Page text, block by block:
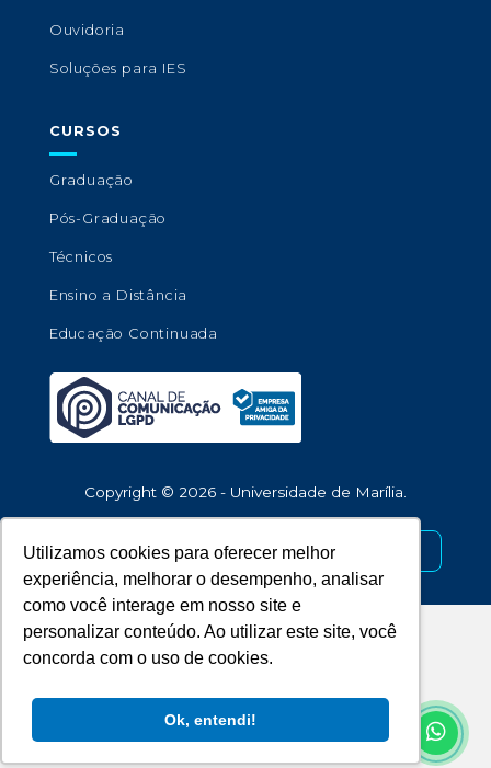
Utilizamos cookies para oferecer melhor
experiência, melhorar o desempenho, analisar
como você interage em nosso site e
personalizar conteúdo. Ao utilizar este site, você
concorda com o uso de cookies.
Ok, entendi!
Ouvidoria
Soluções para IES
CURSOS
Graduação
Pós-Graduação
Técnicos
Ensino a Distância
Educação Continuada
Copyright © 2026 - Universidade de Marília.
Desenvolvido por